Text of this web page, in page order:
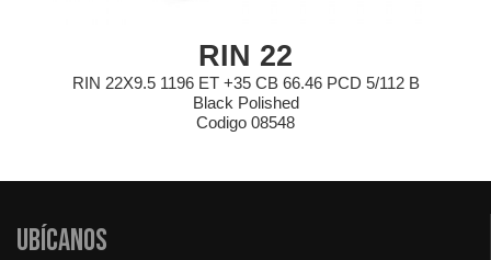
RIN 22
RIN 22X9.5 1196 ET +35 CB 66.46 PCD 5/112 B
Black Polished
Codigo 08548
Ubícanos